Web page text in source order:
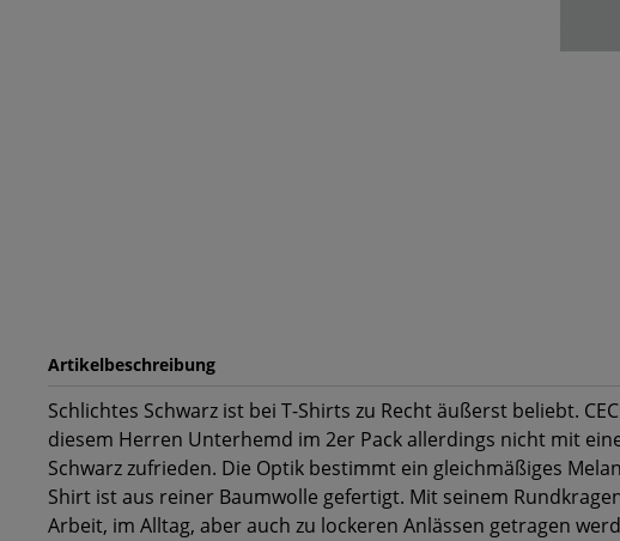
Artikelbeschreibung
Schlichtes Schwarz ist bei T-Shirts zu Recht äußerst beliebt.
diesem Herren Unterhemd im 2er Pack allerdings nicht mit
Schwarz zufrieden. Die Optik bestimmt ein gleichmäßiges
Shirt ist aus reiner Baumwolle gefertigt. Mit seinem
Arbeit, im Alltag, aber auch zu lockeren Anlässen getragen